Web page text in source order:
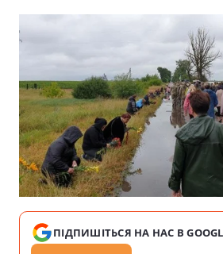
ПІДПИШІТЬСЯ НА НАС В